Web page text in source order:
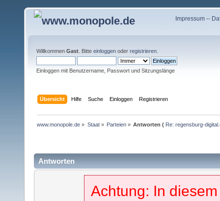
Impressum--
Willkommen Gast . Bitte einloggen oder registrieren
Einloggen mit Benutzername, Passwort und Sitzungslänge
Übersicht Hilfe Suche Einloggen Registrieren
www.monopole.de » Staat» Parteien» Antworten ( Re: regensburg-
Antworten
Achtung: In